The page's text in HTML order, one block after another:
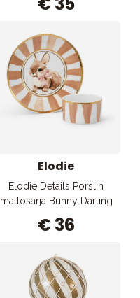
Elodie
Elodie Details Porslin
mattosarja Bunny Darling
€ 36